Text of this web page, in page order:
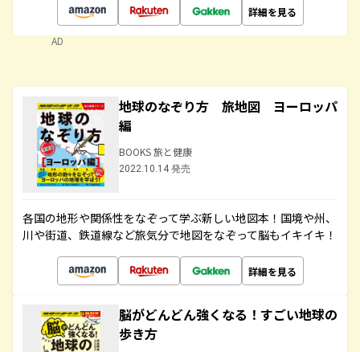
詳細を見る
AD
地球のなぞり方 旅地図 ヨーロッパ
編
BOOKS 旅と健康
2022.10.14 発売
各国の地形や関係性をなぞって学ぶ新しい地図本！国境や州、
川や街道、鉄道線など旅気分で地図をなぞって脳もイキイキ！
詳細を見る
脳がどんどん強くなる！すごい地球の
歩き方